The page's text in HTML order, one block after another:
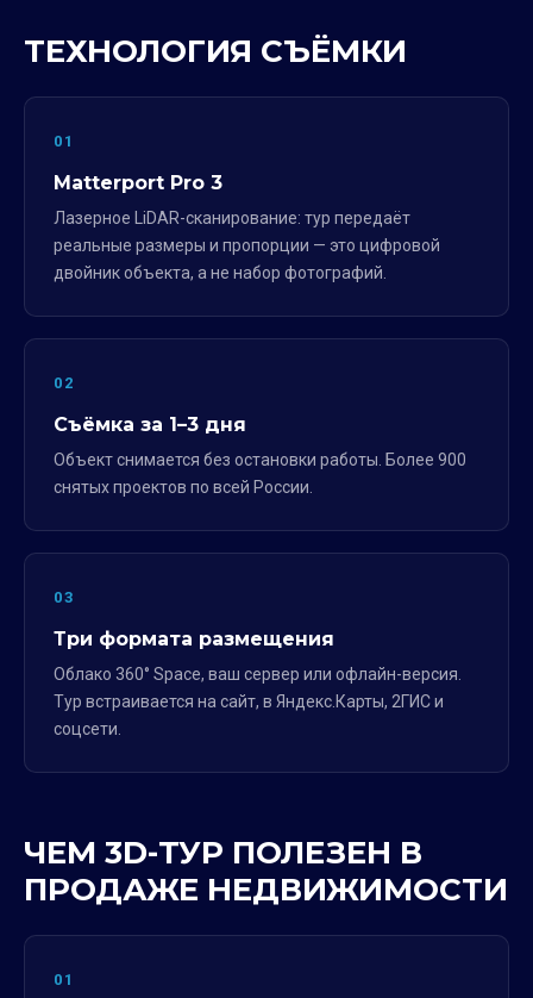
ТЕХНОЛОГИЯ СЪЁМКИ
01
Matterport Pro 3
Лазерное LiDAR-сканирование: тур передаёт
реальные размеры и пропорции — это цифровой
двойник объекта, а не набор фотографий.
02
Съёмка за 1–3 дня
Объект снимается без остановки работы. Более 900
снятых проектов по всей России.
03
Три формата размещения
Облако 360° Space, ваш сервер или офлайн-версия.
Тур встраивается на сайт, в Яндекс.Карты, 2ГИС и
соцсети.
ЧЕМ 3D-ТУР ПОЛЕЗЕН В
ПРОДАЖЕ НЕДВИЖИМОСТИ
01